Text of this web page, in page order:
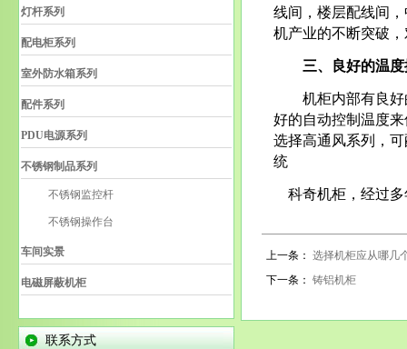
灯杆系列
配电柜系列
室外防水箱系列
配件系列
PDU电源系列
不锈钢制品系列
不锈钢监控杆
不锈钢操作台
车间实景
电磁屏蔽机柜
联系方式
线间，楼层配线间
机产业的不断突破
三、良好的温度
机柜内部有良好
好的自动控制温度
选择高通风系列，
统
科奇机柜，经过多
上一条： 选择机柜应从哪几
下一条： 铸铝机柜